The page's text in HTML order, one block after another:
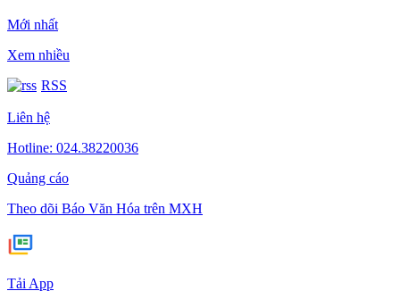
Mới nhất
Xem nhiều
RSS
Liên hệ
Hotline: 024.38220036
Quảng cáo
Theo dõi Báo Văn Hóa trên MXH
Tải App